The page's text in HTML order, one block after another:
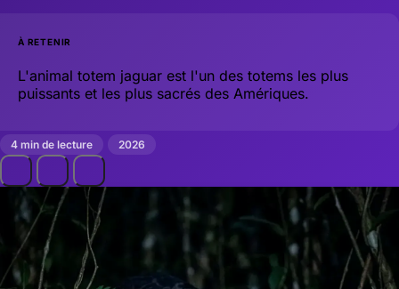
À RETENIR
L'animal totem jaguar est l'un des totems les plus
puissants et les plus sacrés des Amériques.
4 min de lecture 2026